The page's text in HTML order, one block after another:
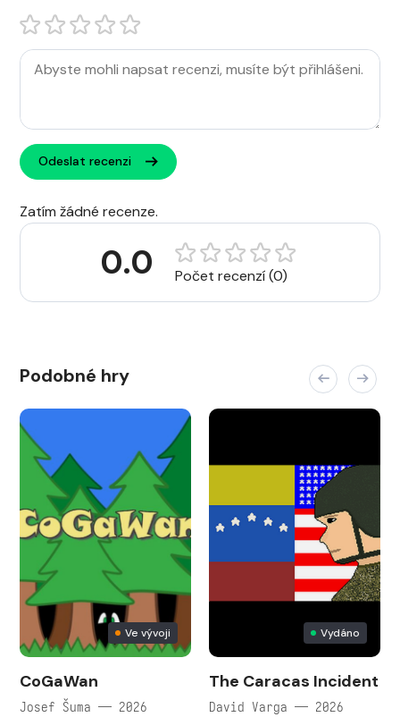
Odeslat recenzi
Zatím žádné recenze.
0.0 Počet recenzí (0)
Podobné hry
Ve vývoji
CoGaWan
Josef Šuma — 2026
Vydáno
The Caracas Incident
David Varga — 2026